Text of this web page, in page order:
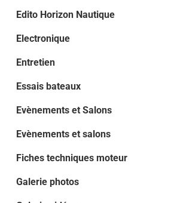
Edito Horizon Nautique
Electronique
Entretien
Essais bateaux
Evènements et Salons
Evènements et salons
Fiches techniques moteur
Galerie photos